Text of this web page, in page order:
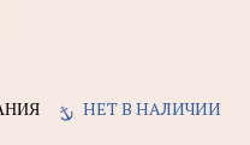
НЕТ В НАЛИЧИИ